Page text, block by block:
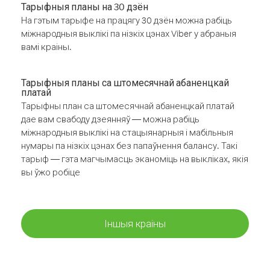
Тарыфныя планы на 30 дзён
На гэтым тарыфе на працягу 30 дзён можна рабіць
міжнародныя выклікі па нізкіх цэнах Viber у абраныя
вамі краіны.
Тарыфныя планы са штомесячнай абаненцкай
платай
Тарыфны план са штомесячнай абаненцкай платай
дае вам свабоду дзеянняў — можна рабіць
міжнародныя выклікі на стацыянарныя і мабільныя
нумары па нізкіх цэнах без папаўнення балансу. Такі
тарыф — гэта магчымасць эканоміць на выкліках, якія
вы ўжо робіце
Іншыя краіны